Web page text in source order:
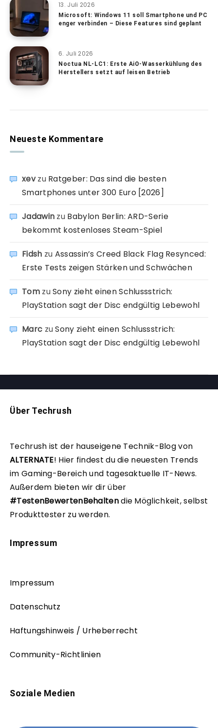
13. Juli 2026
Microsoft: Windows 11 soll Smartphone und PC
enger verbinden – Diese Features sind geplant
6. Juli 2026
Noctua NL-LC1: Erste AiO-Wasserkühlung des
Herstellers setzt auf leisen Betrieb
Neueste Kommentare
xevzu Ratgeber: Das sind die besten
Smartphones unter 300 Euro [2026]
Jadawin zu Babylon Berlin: ARD-Serie
bekommt kostenloses Steam-Spiel
Fidsh zu Assassin’s Creed Black Flag Resynced:
Erste Tests zeigen Stärken und Schwächen
TomzuSony zieht einen Schlussstrich:
PlayStation sagt der Disc endgültig Lebewohl
Marc zuSony zieht einen Schlussstrich:
PlayStation sagt der Disc endgültig Lebewohl
Über Techrush
Techrush ist der hauseigene Technik-Blog von
ALTERNATE! Hier findest du die neuesten Trends
im Gaming-Bereich und tagesaktuelle IT-News.
Außerdem bieten wir dir über
#TestenBewertenBehaltendie Möglichkeit, selbst
Produkttester zu werden.
Impressum
Impressum
Datenschutz
Haftungshinweis / Urheberrecht
Community-Richtlinien
Soziale Medien